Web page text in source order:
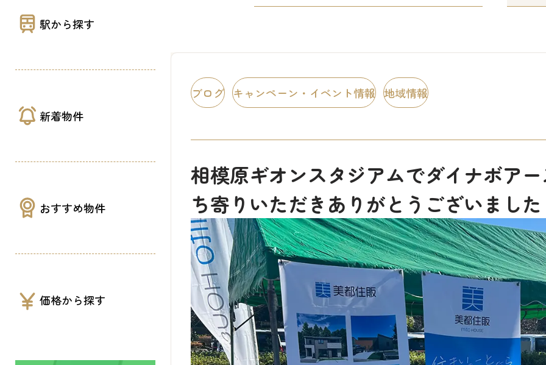
駅から探す
新着物件
おすすめ物件
価格から探す
ブログ キャンペーン・イベント情報 地域情報
相模原ギオンスタジアムでダイナボア
ち寄りいただきありがとうございました